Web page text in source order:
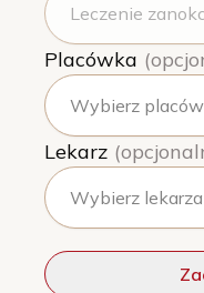
Leczenie
Placówka
Wybierz
Lekarz
Wybierz lekarza